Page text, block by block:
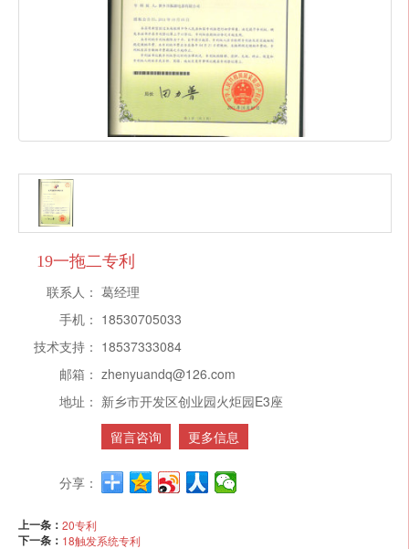
19一拖二专利
联系人： 葛经理
手机： 18530705033
技术支持： 18537333084
邮箱： zhenyuandq@126.com
地址： 新乡市开发区创业园火炬园E3座
留言咨询
更多信息
分享：
上一条： 20专利
下一条： 18触发系统专利